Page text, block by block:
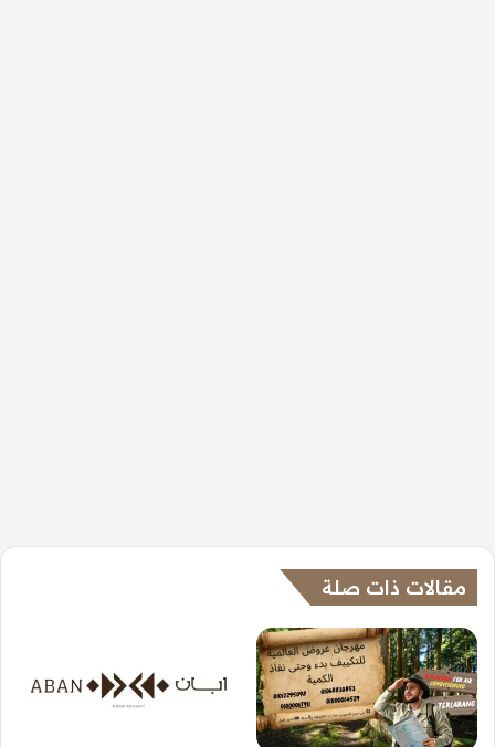
مقالات ذات صلة